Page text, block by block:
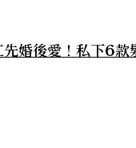
先婚後愛！私下6